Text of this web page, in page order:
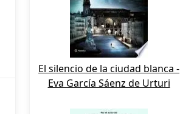
El silencio de la ciudad blanca -
Eva García Sáenz de Urturi